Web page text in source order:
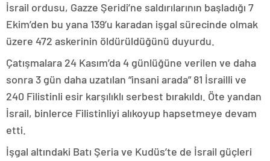
İsrail ordusu, Gazze Şeridi’ne saldırılarının başladığı 7
Ekim’den bu yana 139’u karadan işgal sürecinde olmak
üzere 472 askerinin öldürüldüğünü duyurdu.
Çatışmalara 24 Kasım’da 4 günlüğüne verilen ve daha
sonra 3 gün daha uzatılan “insani arada” 81 İsrailli ve
240 Filistinli esir karşılıklı serbest bırakıldı. Öte yandan
İsrail, binlerce Filistinliyi alıkoyup hapsetmeye devam
etti.
İşgal altındaki Batı Şeria ve Kudüs’te de İsrail güçleri